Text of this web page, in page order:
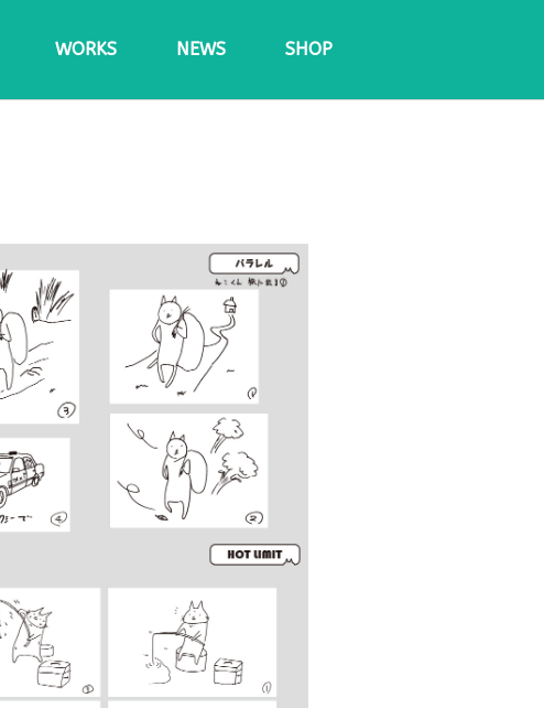
WORKS NEWS SHOP